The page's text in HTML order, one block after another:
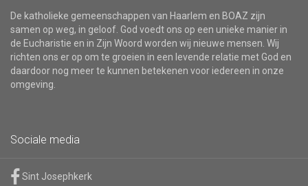
De katholieke gemeenschappen van Haarlem en BOAZ zijn
samen op weg, in geloof. God voedt ons op een unieke manier in
de Eucharistie en in Zijn Woord worden wij nieuwe mensen. Wij
richten ons er op om te groeien in een levende relatie met God en
daardoor nog meer te kunnen betekenen voor iedereen in onze
omgeving.
Sociale media
Sint Josephkerk